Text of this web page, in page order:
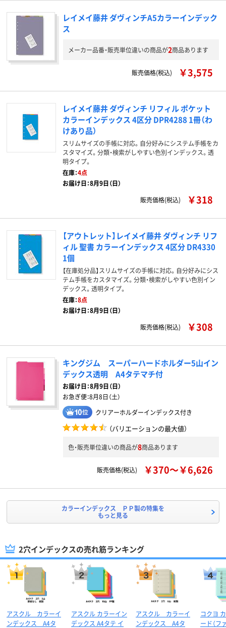
レイメイ藤井 ダヴィンチA5カラーインデック
ス
メーカー品番・販売単位違いの商品が2商品あります
販売価格(税込) ￥3,575
レイメイ藤井 ダヴィンチ リフィル ポケット
カラーインデックス 4区分 DPR4288 1冊（わ
けあり品）
スリムサイズの手帳に対応。自分好みにシステム手帳をカ
スタマイズ。分類・検索がしやすい色別インデックス。透
明タイプ。
在庫：4点
お届け日：8月9日（日）
販売価格(税込)
￥318
【アウトレット】レイメイ藤井 ダヴィンチ リフ
ィル 聖書 カラーインデックス 4区分 DR4330
1個
【在庫処分品】スリムサイズの手帳に対応。自分好みにシス
テム手帳をカスタマイズ。分類・検索がしやすい色別イン
デックス。透明タイプ。
在庫：8点
お届け日：8月9日（日）
販売価格(税込)
￥308
キングジム スーパーハードホルダー5山イン
デックス透明 A4タテマチ付
お届け日：8月9日（日）
お急ぎ便：8月8日（土）
クリアーホルダーインデックス付き
（バリエーションの最大値）
色・販売単位違いの商品が8商品あります
販売価格(税込) ￥370～￥6,626
カラーインデックス ＰＰ製の特集を
もっと見る
2穴インデックスの売れ筋ランキング
アスクル カラーイ
ンデックス A4タ
アスクル カラーイン
デックス A4タテ イ
アスクル カラーイ
ンデックス A4タ
コクヨ
ード（フ